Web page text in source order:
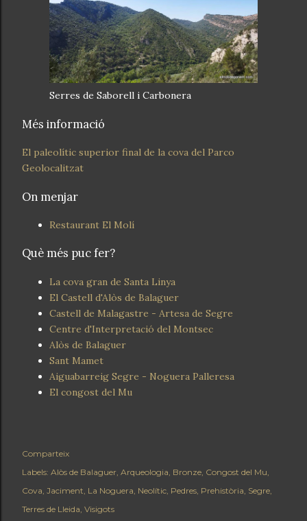
Serres de Saborell i Carbonera
Més informació
El paleolític superior final de la cova del Parco
Geolocalitzat
On menjar
Restaurant El Molí
Què més puc fer?
La cova gran de Santa Linya
El Castell d'Alòs de Balaguer
Castell de Malagastre - Artesa de Segre
Centre d'Interpretació del Montsec
Alòs de Balaguer
Sant Mamet
Aiguabarreig Segre - Noguera Palleresa
El congost del Mu
Comparteix
Labels: Alòs de Balaguer Arqueologia Bronze Congost del Mu
Cova Jaciment La Noguera Neolític Pedres Prehistòria Segre
Terres de Lleida Visigots